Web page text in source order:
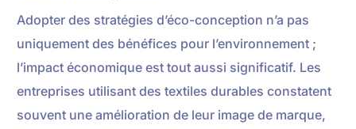
Adopter des stratégies d’éco-conception n’a pas
uniquement des bénéfices pour l’environnement ;
l’impact économique est tout aussi significatif. Les
entreprises utilisant des textiles durables constatent
souvent une amélioration de leur image de marque,